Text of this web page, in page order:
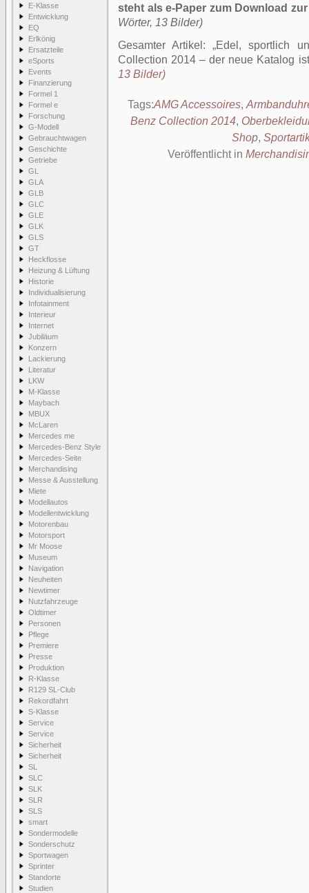
E-Klasse
Entwicklung
EQ
Erlkönig
Ersatzteile
eSports
Events
Finanzierung
Formel 1
Formel e
Forschung
G-Modell
Gebrauchtwagen
Geschichte
Getriebe
GL
GLA
GLB
GLC
GLE
GLK
GLS
GT
Heckflosse
Heizung & Lüftung
Historie
Individualisierung
Infotainment
Interieur
Internet
Jubiläum
Konzern
Lackierung
Literatur
LKW
M-Klasse
Maybach
MBUX
McLaren
Mercedes me
Mercedes-Benz Style
Mercedes-Seite
Merchandising
Messe & Ausstellung
Miete
Modellautos
Modellentwicklung
Motorenbau
Motorsport
Mr Moose
Museum
Navigation
Neuheiten
Newtimer
Nutzfahrzeuge
Oldtimer
Personen
Pflege
Premiere
Presse
Produktion
R-Klasse
R129 SL-Club
Rekordfahrt
S-Klasse
Service
Service
Sicherheit
Sicherheit
SL
SLC
SLK
SLR
SLS
smart
Sondermodelle
Sonderschutz
Sportwagen
Sprinter
Standorte
Studien
steht als e-Paper zum Download
Wörter, 13 Bilder)
Gesamter Artikel: Edel, sportlich
Collection 2014 – der neue Katalog
13 Bilder)
Tags:AMG Accessoires,
Benz Collection 2014,
Shop,
Veröffentlicht in